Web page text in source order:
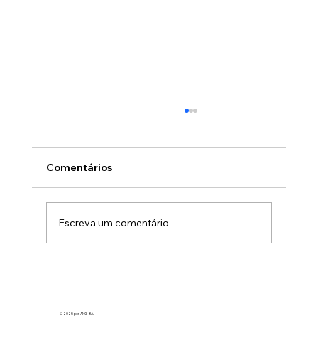
11 anos ANG/BA
Comentários
Escreva um comentário
© 2025 por ANG-BA.